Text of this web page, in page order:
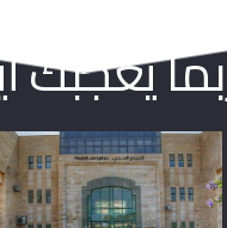
يعجبك